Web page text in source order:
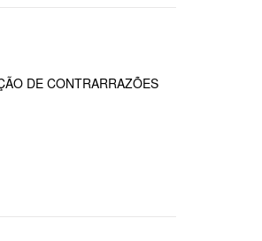
DE CONTRARRAZÕES